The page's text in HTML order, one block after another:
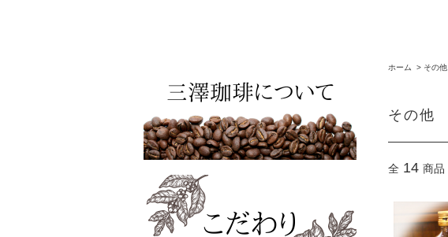
ホーム > その他
その他
全 14 商品